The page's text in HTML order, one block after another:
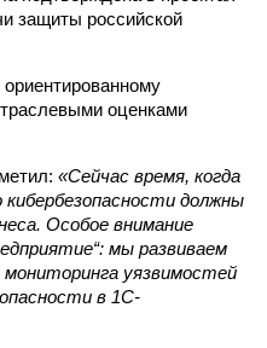
защиты российской
оценками
«Сейчас время, когда
должны
Особое внимание
мы развиваем
уязвимостей
в 1С-